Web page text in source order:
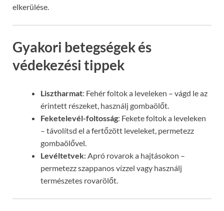
elkerülése.
Gyakori betegségek és
védekezési tippek
Lisztharmat: Fehér foltok a leveleken – vágd le az
érintett részeket, használj gombaölőt.
Feketelevél-foltosság: Fekete foltok a leveleken
– távolítsd el a fertőzött leveleket, permetezz
gombaölővel.
Levéltetvek: Apró rovarok a hajtásokon –
permetezz szappanos vízzel vagy használj
természetes rovarölőt.